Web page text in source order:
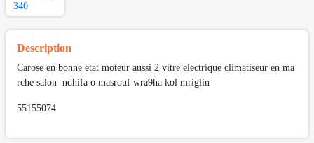
340
Description
Carose en bonne etat moteur aussi 2 vitre electrique climatiseur en ma
rche salon ndhifa o masrouf wra9ha kol mriglin
55155074